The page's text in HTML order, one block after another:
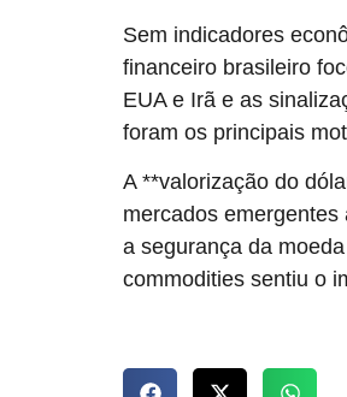
Sem indicadores
financeiro brasileiro
EUA e Irã e as
foram os principais
A **valorização do
mercados
a segurança da
commodities sentiu o